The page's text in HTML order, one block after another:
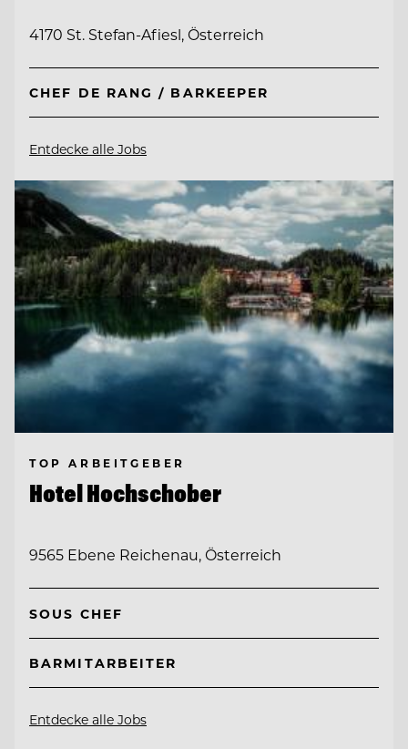
4170 St. Stefan-Afiesl, Österreich
CHEF DE RANG / BARKEEPER
Entdecke alle Jobs
TOP ARBEITGEBER
Hotel Hochschober
9565 Ebene Reichenau, Österreich
SOUS CHEF
BARMITARBEITER
Entdecke alle Jobs